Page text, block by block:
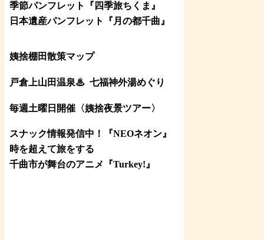
季節パンフレット『四季旅ちくま』
日本遺産パンフレット
『月の都千曲 』
姨捨棚田散策マップ
戸倉上山田温泉♨ 七福神外湯めぐり
毎週土曜日開催〈姨捨夜景ツアー〉
スナック情報発信中！『NEOネオン』
時を超えて旅をする
千曲市が舞台のアニメ『Turkey!』